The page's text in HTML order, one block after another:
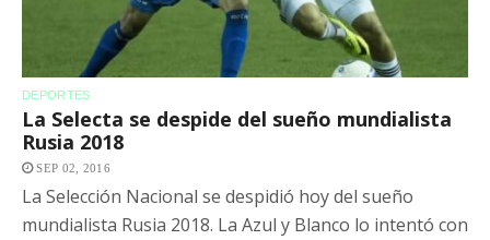
DEPORTES
La Selecta se despide del sueño mundialista
Rusia 2018
SEP 02, 2016
La Selección Nacional se despidió hoy del sueño
mundialista Rusia 2018. La Azul y Blanco lo intentó con